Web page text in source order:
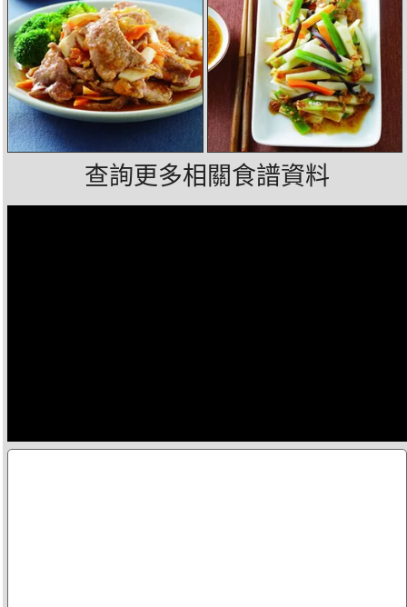
查詢更多相關食譜資料